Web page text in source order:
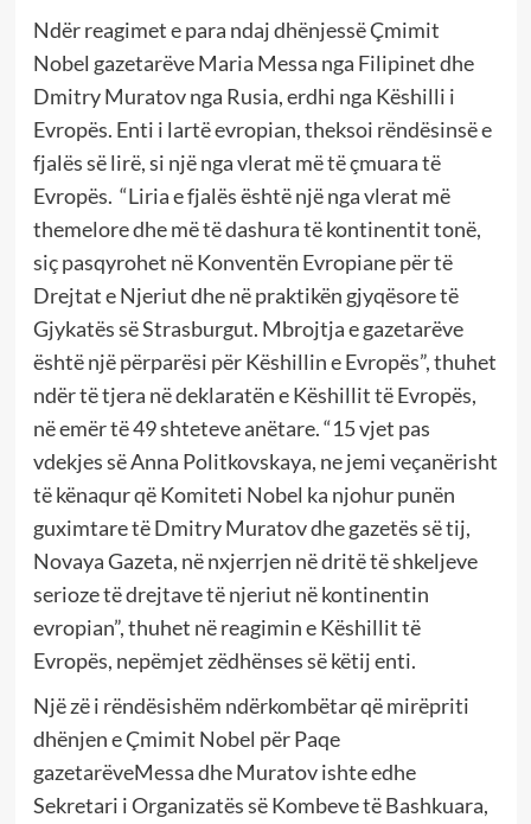
Ndër reagimet e para ndaj dhënjessë Çmimit
Nobel gazetarëve Maria Messa nga Filipinet dhe
Dmitry Muratov nga Rusia, erdhi nga Këshilli i
Evropës. Enti i lartë evropian, theksoi rëndësinsë e
fjalës së lirë, si një nga vlerat më të çmuara të
Evropës. “Liria e fjalës është një nga vlerat më
themelore dhe më të dashura të kontinentit tonë,
siç pasqyrohet në Konventën Evropiane për të
Drejtat e Njeriut dhe në praktikën gjyqësore të
Gjykatës së Strasburgut. Mbrojtja e gazetarëve
është një përparësi për Këshillin e Evropës”, thuhet
ndër të tjera në deklaratën e Këshillit të Evropës,
në emër të 49 shteteve anëtare. “15 vjet pas
vdekjes së Anna Politkovskaya, ne jemi veçanërisht
të kënaqur që Komiteti Nobel ka njohur punën
guximtare të Dmitry Muratov dhe gazetës së tij,
Novaya Gazeta, në nxjerrjen në dritë të shkeljeve
serioze të drejtave të njeriut në kontinentin
evropian”, thuhet në reagimin e Këshillit të
Evropës, nepëmjet zëdhënses së këtij enti.
Një zë i rëndësishëm ndërkombëtar që mirëpriti
dhënjen e Çmimit Nobel për Paqe
gazetarëveMessa dhe Muratov ishte edhe
Sekretari i Organizatës së Kombeve të Bashkuara,